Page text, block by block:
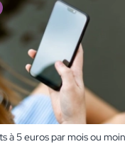
à 5 euros par mois ou